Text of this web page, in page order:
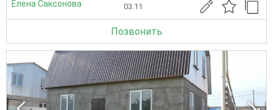
Елена Саксонова 03.11
Позвонить